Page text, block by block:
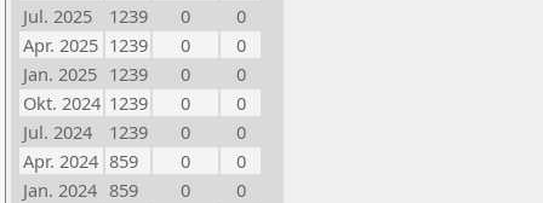
Jul. 2025
1239 0
0
Apr. 2025 1239 0
0
Jan. 2025 1239 0
0
Okt. 2024 1239 0
0
Jul. 2024
1239 0
0
Apr. 2024 859 0
0
Jan. 2024 859 0
0